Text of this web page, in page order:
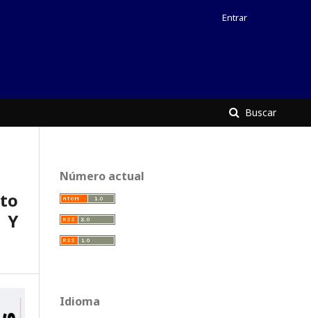
Buscar
Entrar
Y
Número actual
Idioma